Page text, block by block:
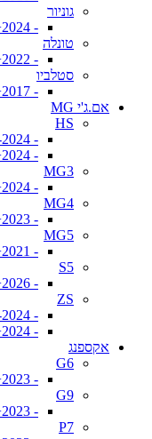
גוניור
- 2024+
טונלה
- 2022+
סטלביו
- 2017+
אם.ג'י MG
HS
- 2018-2024
- 2024+
MG3
- 2024+
MG4
- 2023+
MG5
- 2021+
S5
- 2026+
ZS
- 2017-2024
- 2024+ (הייבריד+)
אקספנג
G6
- 2023+
G9
- 2023+
P7